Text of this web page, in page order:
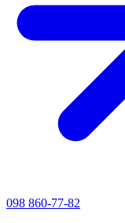
098 860-77-82